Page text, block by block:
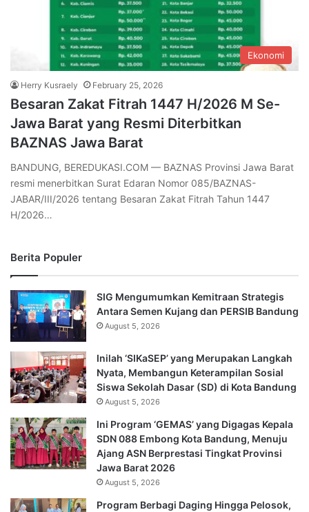
Ekonomi
Herry Kusraely February 25, 2026
Besaran Zakat Fitrah 1447 H/2026 M Se-
Jawa Barat yang Resmi Diterbitkan
BAZNAS Jawa Barat
BANDUNG, BEREDUKASI.COM — BAZNAS Provinsi Jawa Barat
resmi menerbitkan Surat Edaran Nomor 085/BAZNAS-
JABAR/III/2026 tentang Besaran Zakat Fitrah Tahun 1447
H/2026…
Berita Populer
SIG Mengumumkan Kemitraan Strategis
Antara Semen Kujang dan PERSIB Bandung
August 5, 2026
Inilah ‘SIKaSEP’ yang Merupakan Langkah
Nyata, Membangun Keterampilan Sosial
Siswa Sekolah Dasar (SD) di Kota Bandung
August 5, 2026
Ini Program ‘GEMAS’ yang Digagas Kepala
SDN 088 Embong Kota Bandung, Menuju
Ajang ASN Berprestasi Tingkat Provinsi
Jawa Barat 2026
August 5, 2026
Program Berbagi Daging Hingga Pelosok,